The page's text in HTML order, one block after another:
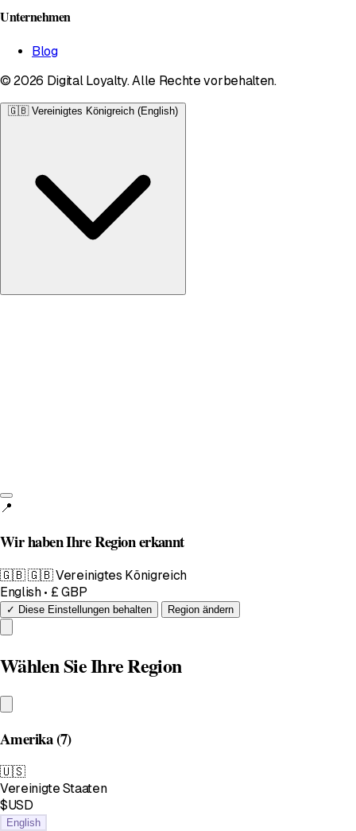
Unternehmen
Blog
© 2026 Digital Loyalty. Alle Rechte vorbehalten.
🇬🇧 Vereinigtes Königreich (English)
📍
Wir haben Ihre Region erkannt
🇬🇧🇬🇧 Vereinigtes Königreich
English • £ GBP
✓ Diese Einstellungen behalten Region ändern
Wählen Sie Ihre Region
Amerika(7)
🇺🇸
Vereinigte Staaten
$USD
English